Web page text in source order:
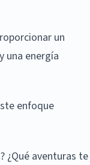
un
una energía
enfoque
¿Qué aventuras te